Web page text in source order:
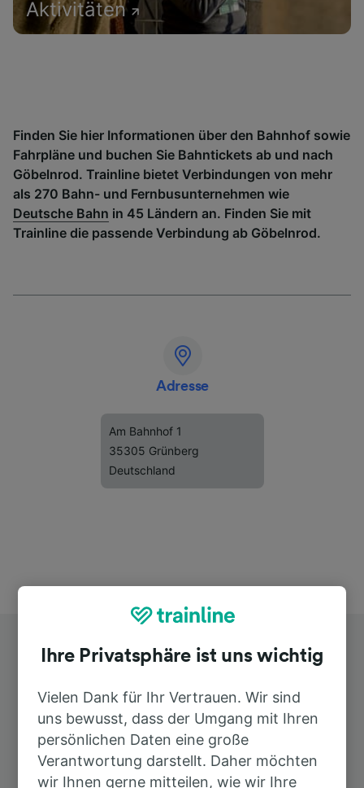
Aktivitäten
Finden Sie hier Informationen über den Bahnhof sowie
Fahrpläne und buchen Sie Bahntickets ab und nach
Göbelnrod. Trainline bietet Verbindungen von mehr
als 270 Bahn- und Fernbusunternehmen wie
Deutsche Bahn in 45 Ländern an. Finden Sie mit
Trainline die passende Verbindung ab Göbelnrod.
Adresse
Am Bahnhof 1
35305 Grünberg
Deutschland
Top Strecken ab Göbelnrod
Ihre Privatsphäre ist uns wichtig
Vielen Dank für Ihr Vertrauen. Wir sind
uns bewusst, dass der Umgang mit Ihren
persönlichen Daten eine große
Verantwortung darstellt. Daher möchten
wir Ihnen gerne mitteilen, wie wir Ihre